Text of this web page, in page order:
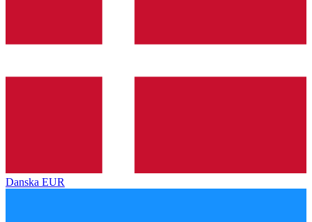
Danska EUR